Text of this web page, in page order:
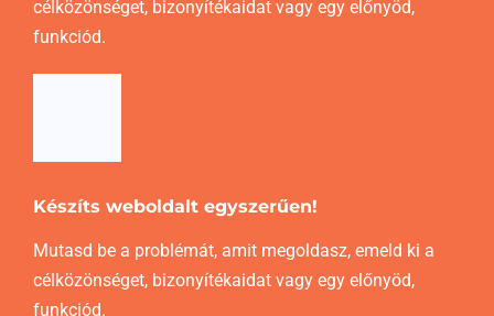
célközönséget, bizonyítékaidat vagy egy előnyöd,
funkciód.
Készíts weboldalt egyszerűen!
Mutasd be a problémát, amit megoldasz, emeld ki a
célközönséget, bizonyítékaidat vagy egy előnyöd,
funkciód.